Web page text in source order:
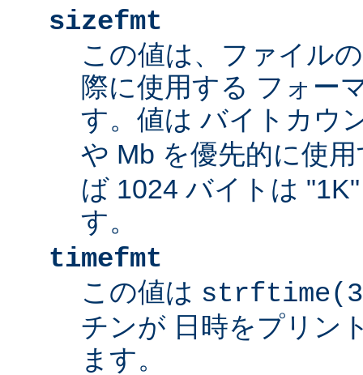
sizefmt
この値は、ファイル
際に使用する フォー
す。値は バイトカウ
や Mb を優先的に使
ば 1024 バイトは
す。
timefmt
この値は
チンが 日時をプリン
ます。